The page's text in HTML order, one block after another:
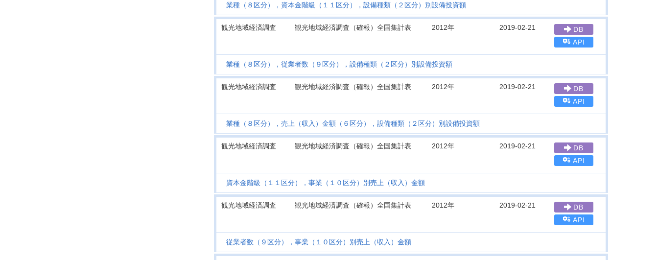
業種（８区分），資本金階級（１１区分），設備種類（２区分）別設備投資額
観光地域経済調査 観光地域経済調査（確報）全国集計表 2012年 2019-02-21
DB
API
業種（８区分），従業者数（９区分），設備種類（２区分）別設備投資額
観光地域経済調査 観光地域経済調査（確報）全国集計表 2012年 2019-02-21
DB
API
業種（８区分），売上（収入）金額（６区分），設備種類（２区分）別設備投資額
観光地域経済調査 観光地域経済調査（確報）全国集計表 2012年 2019-02-21
DB
API
資本金階級（１１区分），事業（１０区分）別売上（収入）金額
観光地域経済調査 観光地域経済調査（確報）全国集計表 2012年 2019-02-21
DB
API
従業者数（９区分），事業（１０区分）別売上（収入）金額